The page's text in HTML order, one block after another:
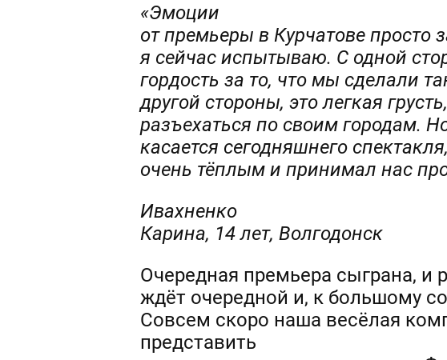
«Эмоции
от премьеры в Курчатове просто
я сейчас испытываю. С одной
гордость за то, что мы сделали
другой стороны, это легкая
разъехаться по своим городам.
касается сегодняшнего
очень тёплым и принимал нас
Ивахненко
Карина, 14 лет, Волгодонск
Очередная премьера сыграна, и
ждёт очередной и, к большому
Совсем скоро наша весёлая
представить